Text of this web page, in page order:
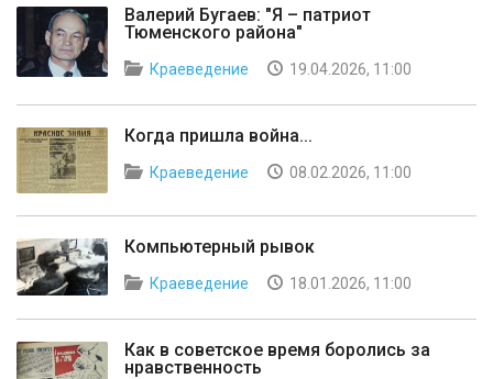
Валерий Бугаев: "Я – патриот
Тюменского района"
Краеведение 19.04.2026, 11:00
Когда пришла война...
Краеведение 08.02.2026, 11:00
Компьютерный рывок
Краеведение 18.01.2026, 11:00
Как в советское время боролись за
нравственность